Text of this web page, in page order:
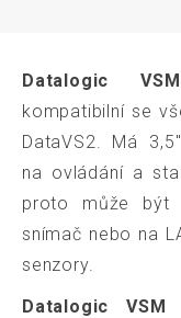
Datalogic VSM
kompatibilní se
DataVS2. Má
na ovládání a
proto může být
snímač nebo na
senzory.
Datalogic VSM